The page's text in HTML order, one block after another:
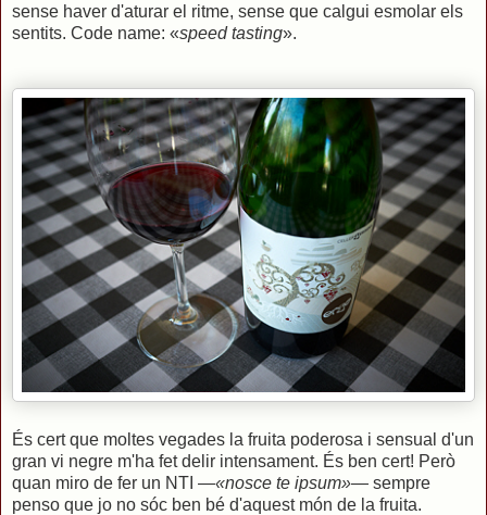
sense haver d'aturar el ritme, sense que calgui esmolar els
sentits. Code name: «speed tasting».
És cert que moltes vegades la fruita poderosa i sensual d'un
gran vi negre m'ha fet delir intensament. És ben cert! Però
quan miro de fer un NTI —«nosce te ipsum»— sempre
penso que jo no sóc ben bé d'aquest món de la fruita.